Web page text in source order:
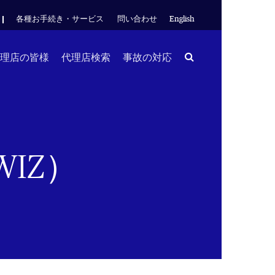
各種お手続き・サービス 問い合わせ English
店の皆様 代理店検索 事故の対応 Search
）